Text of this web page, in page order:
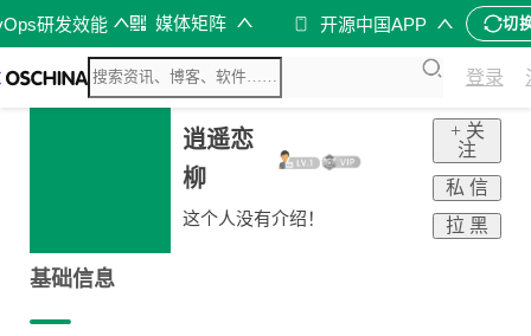
研发效能 媒体矩阵 开源中国APP 切
登录
逍遥恋
柳
这个人没有介绍！
+ 关
注
私 信
拉 黑
基础信息